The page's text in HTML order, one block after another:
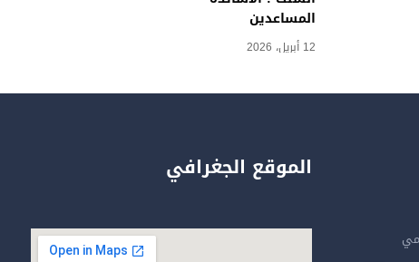
المساعدين
12 أبريل، 2026
الموقع الجغرافي